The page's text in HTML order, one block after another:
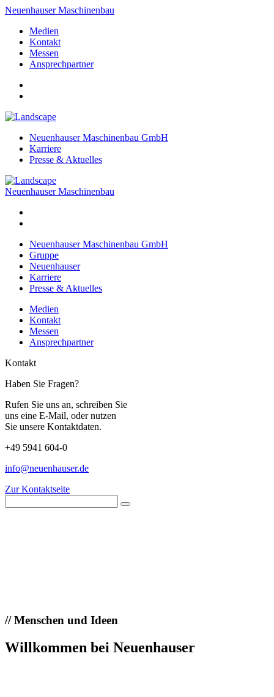
Neuenhauser Maschinenbau
Medien
Kontakt
Messen
Ansprechpartner
Neuenhauser Maschinenbau GmbH
Karriere
Presse & Aktuelles
Neuenhauser Maschinenbau
Neuenhauser Maschinenbau GmbH
Gruppe
Neuenhauser
Karriere
Presse & Aktuelles
Medien
Kontakt
Messen
Ansprechpartner
Kontakt
Haben Sie Fragen?
Rufen Sie uns an, schreiben Sie
uns eine E-Mail, oder nutzen
Sie unsere Kontaktdaten.
+49 5941 604-0
info@neuenhauser.de
Zur Kontaktseite
//Menschen und Ideen
Willkommen bei Neuenhauser